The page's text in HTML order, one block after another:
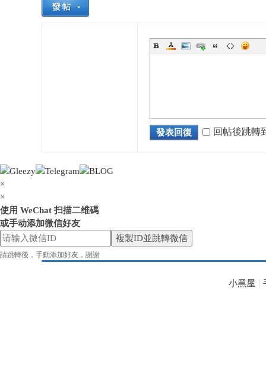
花
發表回復 回帖後跳轉
×
×
使用 WeChat 扫描二维碼
或手动添加微信好友
複製ID並跳轉微信
請跳轉後，手動添加好友，謝謝
小黑屋 |